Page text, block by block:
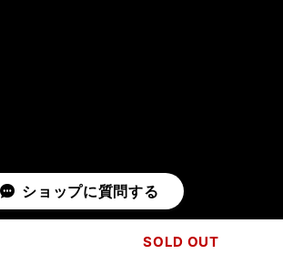
SOLD OUT
ショップに質問する